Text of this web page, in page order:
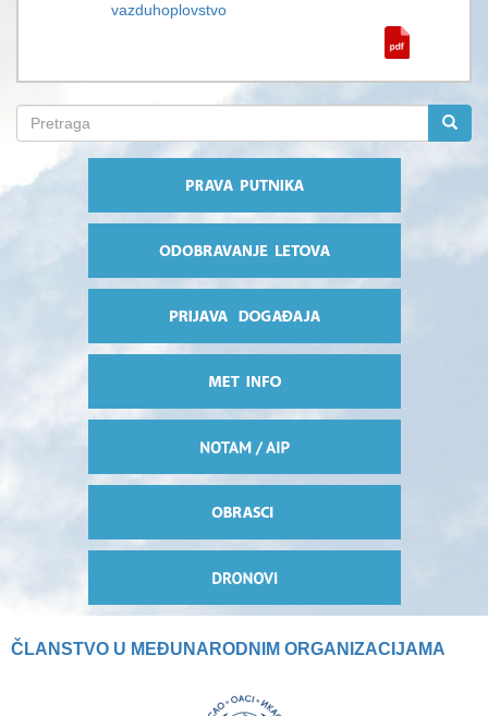
vazduhoplovstvo
Search
form
ČLANSTVO U MEĐUNARODNIM ORGANIZACIJAMA